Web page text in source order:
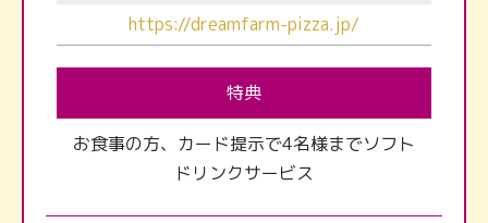
https://dreamfarm-pizza.jp/
特典
お食事の方、カード提示で4名様までソフト
ドリンクサービス